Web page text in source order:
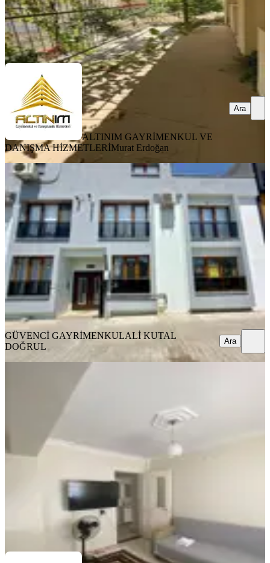
ALTINIM GAYRİMENKUL VE DANIŞMA
HİZMETLERİMurat Erdoğan
Ara
ALTINIM GAYRİMENKUL VE
DANIŞMA HİZMETLERİMurat Erdoğan
Ara
YENİ
Bergama Gaziosmanpaşa Fırsat
Satılık Sıfır 2+1 Daire
Bergama, Gaziosmanpaşa Mahallesi
·85 m²·Düz Giriş (Zemin) · 04.08.2026
3.750.000 ₺
GÜVENCİ GAYRİMENKULALİ KUTAL DOĞRUL
Ara
GÜVENCİ GAYRİMENKULALİ KUTAL
DOĞRUL
Ara
Zafer Mahallesi Satılık 4+1 Ters
Dublex
Bergama, Zafer Mahallesi
Cüneyt Ayas